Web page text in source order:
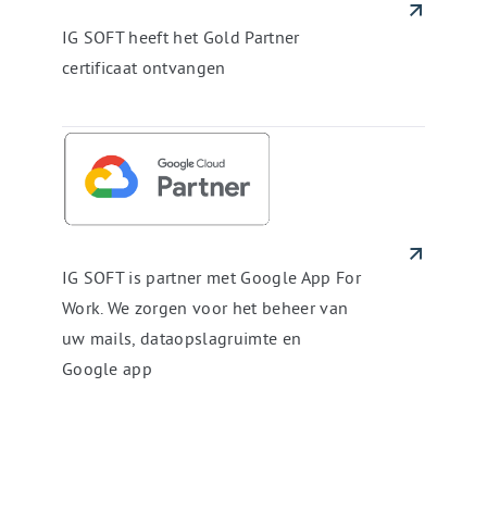
Partner
ontvangen
IG SOFT heeft het Gold Partner
certificaat ontvangen
IG
partner
Google
Work.
We
zorgen
het
beheer
van
IG SOFT is partner met Google App For
Work. We zorgen voor het beheer van
uw mails, dataopslagruimte en
Google app